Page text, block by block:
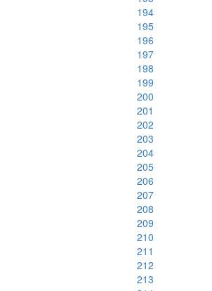
194
195
196
197
198
199
200
201
202
203
204
205
206
207
208
209
210
211
212
213